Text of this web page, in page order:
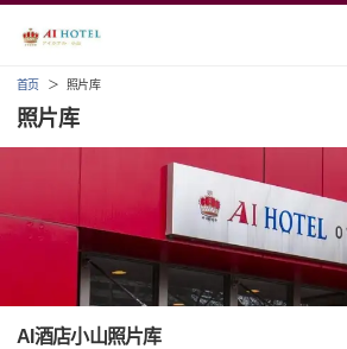
首页 照片库
照片库
AI酒店小山照片库